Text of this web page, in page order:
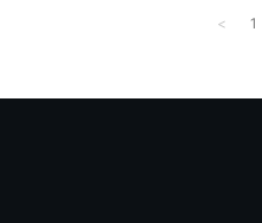
< 1